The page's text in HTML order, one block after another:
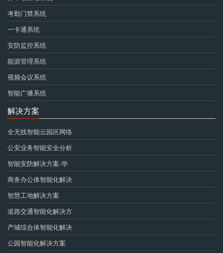
考勤门禁系统
一卡通系统
安防监控系统
能源管理系统
视频会议系统
智能广播系统
解决方案
全无线智能云园区网络
公安业务智能安全分析
智能安防解决方案-华
商务办公体智能化解决
智慧工地解决方案
道路交通智能化解决方
产城综合体智能化解决
公园智能化解决方案